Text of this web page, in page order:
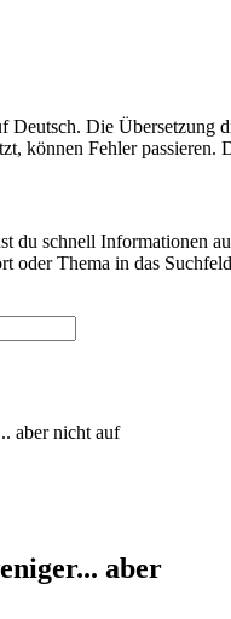
Deutsch. Die Übersetzung
können Fehler passieren.
du schnell Informationen
oder Thema in das
aber